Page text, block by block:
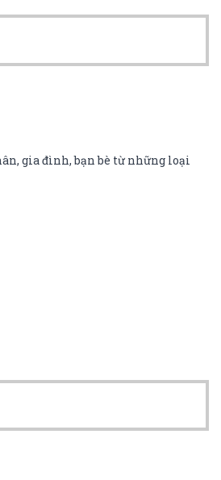
gia đình, bạn bè từ những loại